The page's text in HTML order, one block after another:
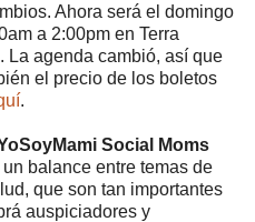
Ahora será el domingo
a 2:00pm en Terra
La agenda cambió, así que
el precio de los boletos
.
Social Moms
balance entre temas de
que son tan importantes
auspiciadores y